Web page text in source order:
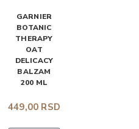
GARNIER
BOTANIC
THERAPY
OAT
DELICACY
BALZAM
200 ML
449,00 RSD